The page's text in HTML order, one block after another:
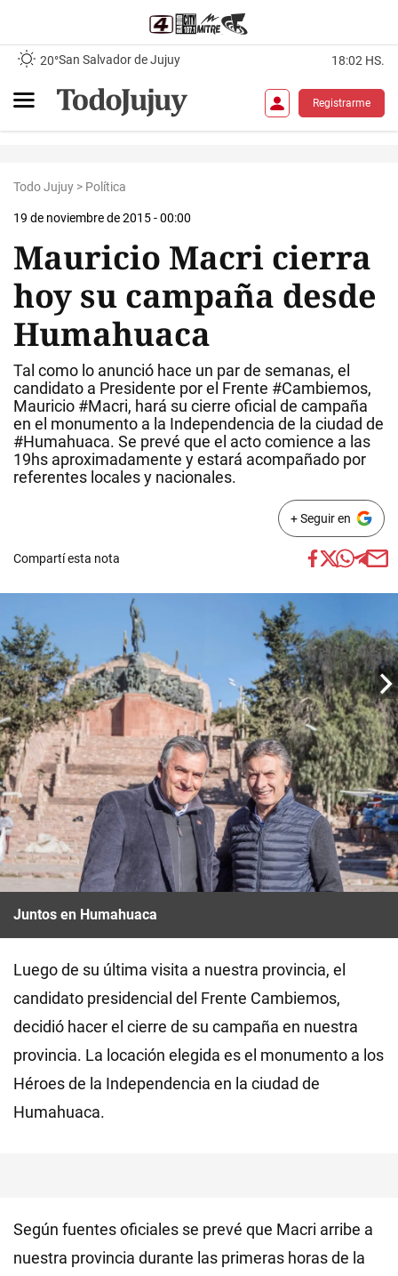
20°San Salvador de Jujuy 18:02 HS.
Registrarme
Todo Jujuy > Política
19 de noviembre de 2015 - 00:00
Mauricio Macri cierra
hoy su campaña desde
Humahuaca
Tal como lo anunció hace un par de semanas, el
candidato a Presidente por el Frente #Cambiemos,
Mauricio #Macri, hará su cierre oficial de campaña
en el monumento a la Independencia de la ciudad de
#Humahuaca. Se prevé que el acto comience a las
19hs aproximadamente y estará acompañado por
referentes locales y nacionales.
+ Seguir en
Compartí esta nota
Juntos en Humahuaca
Luego de su última visita a nuestra provincia, el
candidato presidencial del Frente Cambiemos,
decidió hacer el cierre de su campaña en nuestra
provincia. La locación elegida es el monumento a los
Héroes de la Independencia en la ciudad de
Humahuaca.
Según fuentes oficiales se prevé que Macri arribe a
nuestra provincia durante las primeras horas de la